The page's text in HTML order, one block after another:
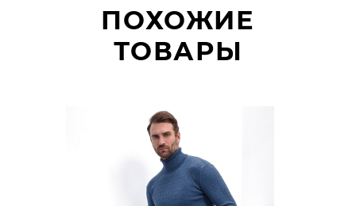
ПОХОЖИЕ
ТОВАРЫ